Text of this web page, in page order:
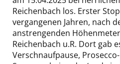
Reichenbach los. Erster
vergangenen Jahren, nach
anstrengenden
Reichenbach u.R. Dort gab
Verschnaufpause,